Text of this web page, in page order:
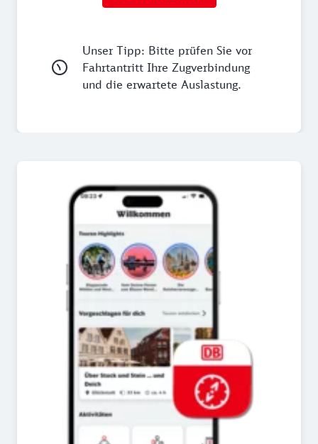
Unser Tipp: Bitte prüfen Sie vor
Fahrtantritt Ihre Zugverbindung
und die erwartete Auslastung.